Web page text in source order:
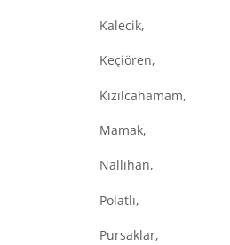
Kalecik,
Keçiören,
Kızılcahamam,
Mamak,
Nallıhan,
Polatlı,
Pursaklar,